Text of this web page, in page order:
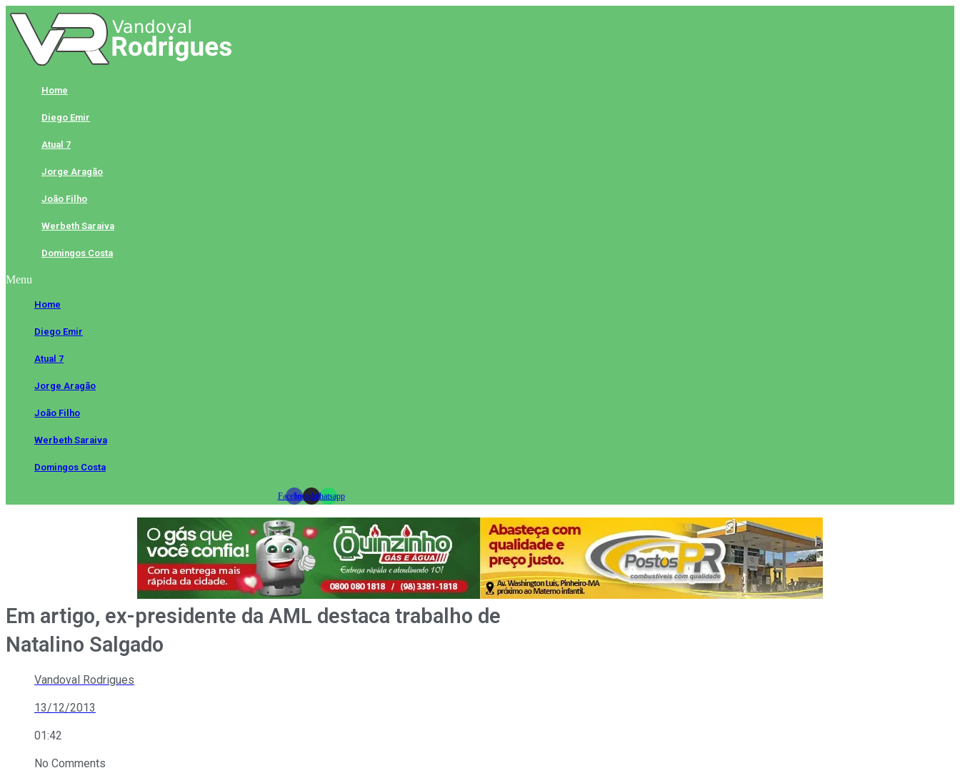
Skip
to
content
Home
Diego Emir
Atual 7
Jorge Aragão
João Filho
Werbeth Saraiva
Domingos Costa
Menu
Home
Diego Emir
Atual 7
Jorge Aragão
João Filho
Werbeth Saraiva
Domingos Costa
FacebookInstagramWhatsapp
Em artigo, ex-presidente da AML destaca trabalho de
Natalino Salgado
Vandoval Rodrigues
13/12/2013
01:42
No Comments